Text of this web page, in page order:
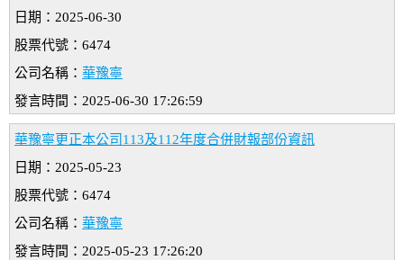
日期：2025-06-30
股票代號：6474
公司名稱： 華豫寧
發言時間：2025-06-30 17:26:59
華豫寧更正本公司113及112年度合併財報部份資訊
日期：2025-05-23
股票代號：6474
公司名稱： 華豫寧
發言時間：2025-05-23 17:26:20